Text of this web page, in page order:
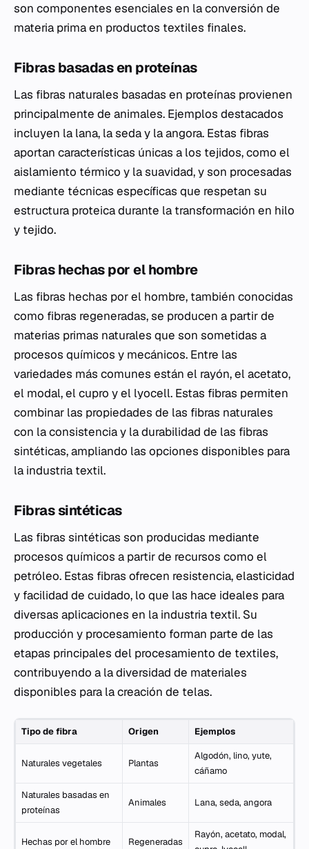
son componentes esenciales en la conversión de
materia prima en productos textiles finales.
Fibras basadas en proteínas
Las fibras naturales basadas en proteínas provienen
principalmente de animales. Ejemplos destacados
incluyen la lana, la seda y la angora. Estas fibras
aportan características únicas a los tejidos, como el
aislamiento térmico y la suavidad, y son procesadas
mediante técnicas específicas que respetan su
estructura proteica durante la transformación en hilo
y tejido.
Fibras hechas por el hombre
Las fibras hechas por el hombre, también conocidas
como fibras regeneradas, se producen a partir de
materias primas naturales que son sometidas a
procesos químicos y mecánicos. Entre las
variedades más comunes están el rayón, el acetato,
el modal, el cupro y el lyocell. Estas fibras permiten
combinar las propiedades de las fibras naturales
con la consistencia y la durabilidad de las fibras
sintéticas, ampliando las opciones disponibles para
la industria textil.
Fibras sintéticas
Las fibras sintéticas son producidas mediante
procesos químicos a partir de recursos como el
petróleo. Estas fibras ofrecen resistencia, elasticidad
y facilidad de cuidado, lo que las hace ideales para
diversas aplicaciones en la industria textil. Su
producción y procesamiento forman parte de las
etapas principales del procesamiento de textiles,
contribuyendo a la diversidad de materiales
disponibles para la creación de telas.
Tipo de fibra Origen Ejemplos
Naturales vegetales Plantas
Algodón, lino, yute,
cáñamo
Naturales basadas en
proteínas
Animales Lana, seda, angora
Hechas por el hombre Regeneradas
Rayón, acetato, modal,